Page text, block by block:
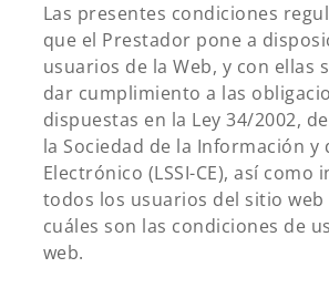
Las presentes condiciones
que el Prestador pone a
usuarios de la Web, y con ellas
dar cumplimiento a las
dispuestas en la Ley 34/2002,
la Sociedad de la Información y
Electrónico (LSSI-CE), así como
todos los usuarios del sitio web
cuáles son las condiciones de
web.